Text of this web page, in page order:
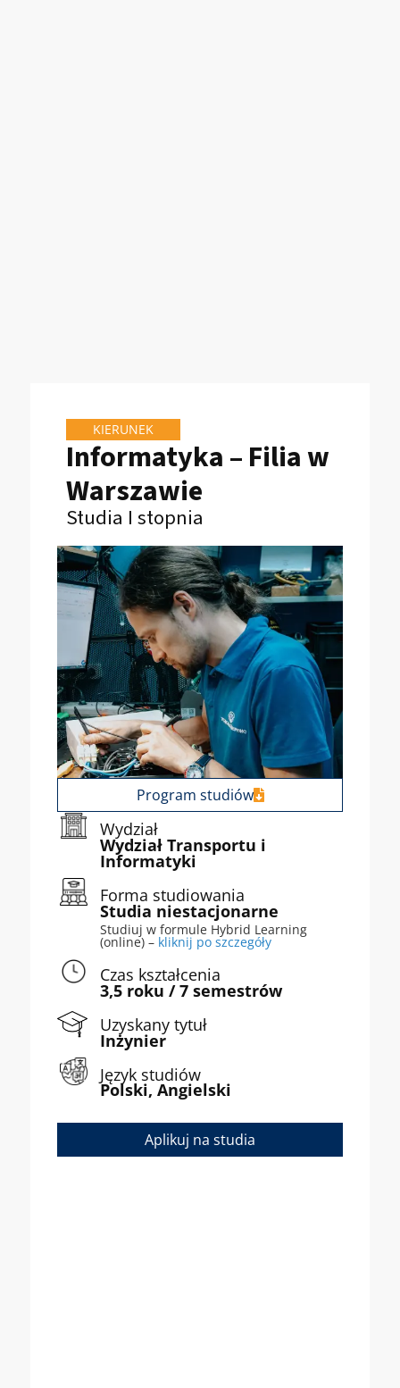
KIERUNEK
Informatyka – Filia w
Warszawie
Studia I stopnia
Program studiów
Wydział
Wydział Transportu i
Informatyki
Forma studiowania
Studia niestacjonarne
Studiuj w formule Hybrid Learning
(online) – kliknij po szczegóły
Czas kształcenia
3,5 roku / 7 semestrów
Uzyskany tytuł
Inżynier
Język studiów
Polski, Angielski
Aplikuj na studia